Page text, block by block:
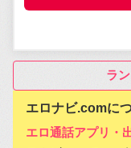
ラ
エロナビ.comに
エロ通話アプリ・